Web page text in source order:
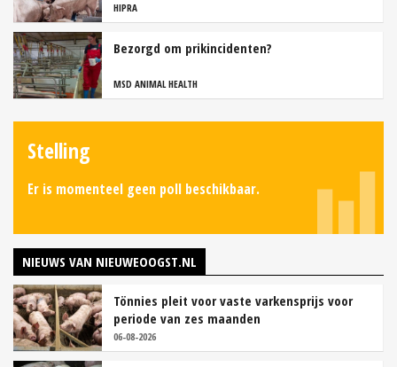
HIPRA
Bezorgd om prikincidenten?
MSD ANIMAL HEALTH
Stelling
Er is momenteel geen poll beschikbaar.
NIEUWS VAN NIEUWEOOGST.NL
Tönnies pleit voor vaste varkensprijs voor
periode van zes maanden
06-08-2026